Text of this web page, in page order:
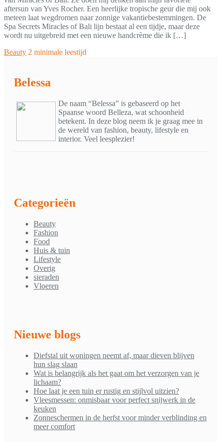
aftersun van Yves Rocher. Een heerlijke tropische geur die mij ook
meteen laat wegdromen naar zonnige vakantiebestemmingen. De
Spa Secrets Miracles of Bali lijn bestaat al een tijdje, maar deze
wordt nu uitgebreid met een nieuwe handcrème die ik […]
Beauty 2 minimale leestijd
Belessa
De naam “Belessa” is gebaseerd op het
Spaanse woord Belleza, wat schoonheid
betekent. In deze blog neem ik je graag mee in
de wereld van fashion, beauty, lifestyle en
interior. Veel leesplezier!
Categorieën
Beauty
Fashion
Food
Huis & tuin
Lifestyle
Overig
sieraden
Vloeren
Nieuwe blogs
Diefstal uit woningen neemt af, maar dieven blijven
hun slag slaan
Wat is belangrijk als het gaat om het verzorgen van je
lichaam?
Hoe laat je een tuin er rustig en stijlvol uitzien?
Vleesmessen: onmisbaar voor perfect snijwerk in de
keuken
Zonneschermen in de herfst voor minder verblinding en
meer comfort